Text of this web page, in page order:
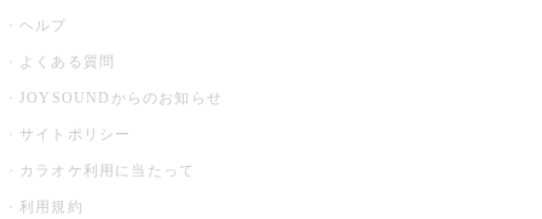
ヘルプ
よくある質問
JOYSOUNDからのお知らせ
サイトポリシー
カラオケ利用に当たって
利用規約